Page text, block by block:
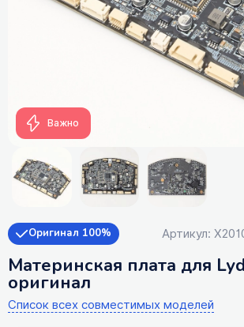
Важно
Оригинал 100% Артикул:
Материнская плата для
оригинал
Список всех совместимых моделей